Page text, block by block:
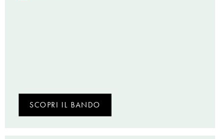
SCOPRI IL BANDO